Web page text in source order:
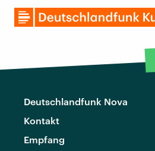
Deutschlandfunk Nova
Kontakt
Empfang